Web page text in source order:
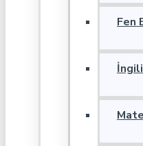
Fen